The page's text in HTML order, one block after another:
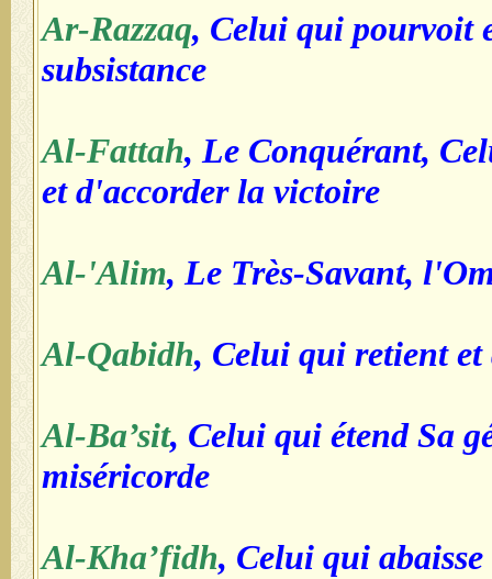
Ar-Razzaq, Celui qui pourvoit
subsistance
Al-Fattah, Le Conquérant,
et d'accorder la victoire
Al-'Alim, Le Très-Savant,
Al-Qabidh, Celui qui retient
Al-Ba’sit, Celui qui étend Sa
miséricorde
Al-Kha’fidh, Celui qui abaisse